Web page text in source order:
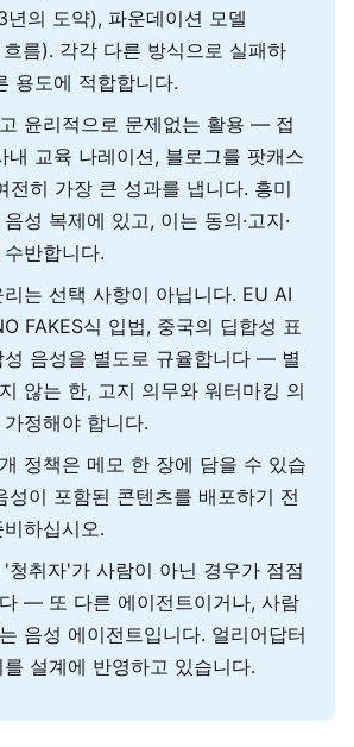
의 도약), 파운데이션 모델
름). 각각 다른 방식으로 실패하
용도에 적합합니다.
윤리적으로 문제없는 활용 — 접
내 교육 나레이션, 블로그를 팟캐스
히 가장 큰 성과를 냅니다. 흥미
성 복제에 있고, 이는 동의·고지·
반합니다.
는 선택 사항이 아닙니다. EU AI
FAKES식 입법, 중국의 딥합성 표
성 음성을 별도로 규율합니다 — 별
않는 한, 고지 의무와 워터마킹 의
정해야 합니다.
정책은 메모 한 장에 담을 수 있습
성이 포함된 콘텐츠를 배포하기 전
하십시오.
청취자'가 사람이 아닌 경우가 점점
— 또 다른 에이전트이거나, 사람
음성 에이전트입니다. 얼리어답터
설계에 반영하고 있습니다.